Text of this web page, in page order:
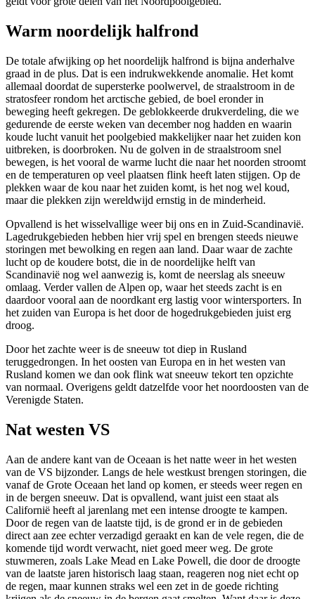
Warm noordelijk halfrond
De totale afwijking op het noordelijk halfrond is bijna anderhalve
graad in de plus. Dat is een indrukwekkende anomalie. Het komt
allemaal doordat de supersterke poolwervel, de straalstroom in de
stratosfeer rondom het arctische gebied, de boel eronder in
beweging heeft gekregen. De geblokkeerde drukverdeling, die we
gedurende de eerste weken van december nog hadden en waarin
koude lucht vanuit het poolgebied makkelijker naar het zuiden kon
uitbreken, is doorbroken. Nu de golven in de straalstroom snel
bewegen, is het vooral de warme lucht die naar het noorden stroomt
en de temperaturen op veel plaatsen flink heeft laten stijgen. Op de
plekken waar de kou naar het zuiden komt, is het nog wel koud,
maar die plekken zijn wereldwijd ernstig in de minderheid.
Opvallend is het wisselvallige weer bij ons en in Zuid-Scandinavië.
Lagedrukgebieden hebben hier vrij spel en brengen steeds nieuwe
storingen met bewolking en regen aan land. Daar waar de zachte
lucht op de koudere botst, die in de noordelijke helft van
Scandinavië nog wel aanwezig is, komt de neerslag als sneeuw
omlaag. Verder vallen de Alpen op, waar het steeds zacht is en
daardoor vooral aan de noordkant erg lastig voor wintersporters. In
het zuiden van Europa is het door de hogedrukgebieden juist erg
droog.
Door het zachte weer is de sneeuw tot diep in Rusland
teruggedrongen. In het oosten van Europa en in het westen van
Rusland komen we dan ook flink wat sneeuw tekort ten opzichte
van normaal. Overigens geldt datzelfde voor het noordoosten van de
Verenigde Staten.
Nat westen VS
Aan de andere kant van de Oceaan is het natte weer in het westen
van de VS bijzonder. Langs de hele westkust brengen storingen, die
vanaf de Grote Oceaan het land op komen, er steeds weer regen en
in de bergen sneeuw. Dat is opvallend, want juist een staat als
Californië heeft al jarenlang met een intense droogte te kampen.
Door de regen van de laatste tijd, is de grond er in de gebieden
direct aan zee echter verzadigd geraakt en kan de vele regen, die de
komende tijd wordt verwacht, niet goed meer weg. De grote
stuwmeren, zoals Lake Mead en Lake Powell, die door de droogte
van de laatste jaren historisch laag staan, reageren nog niet echt op
de regen, maar kunnen straks wel een zet in de goede richting